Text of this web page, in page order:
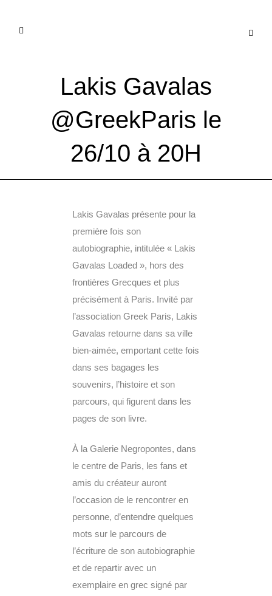
Lakis Gavalas
@GreekParis le
26/10 à 20H
Lakis Gavalas présente pour la
première fois son
autobiographie, intitulée « Lakis
Gavalas Loaded », hors des
frontières Grecques et plus
précisément à Paris. Invité par
l’association Greek Paris, Lakis
Gavalas retourne dans sa ville
bien-aimée, emportant cette fois
dans ses bagages les
souvenirs, l’histoire et son
parcours, qui figurent dans les
pages de son livre.
À la Galerie Negropontes, dans
le centre de Paris, les fans et
amis du créateur auront
l’occasion de le rencontrer en
personne, d’entendre quelques
mots sur le parcours de
l’écriture de son autobiographie
et de repartir avec un
exemplaire en grec signé par